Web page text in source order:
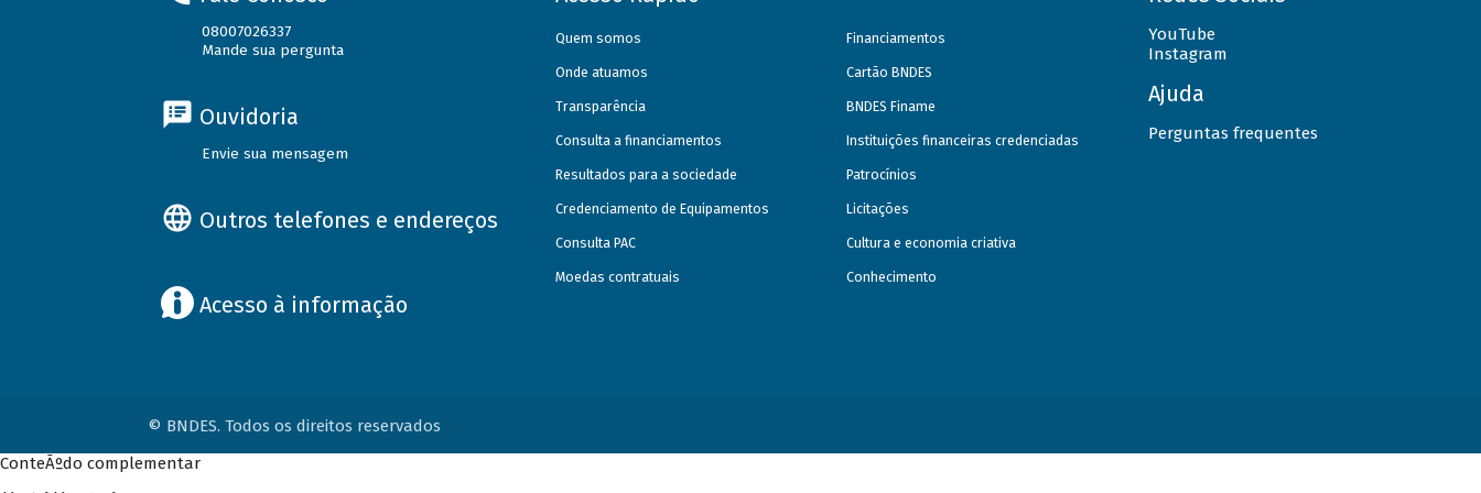
08007026337
Mande sua pergunta
Ouvidoria
Envie sua mensagem
Outros telefones e endereços
Acesso à informação
Quem somos
Onde atuamos
Transparência
Consulta a financiamentos
Resultados para a sociedade
Credenciamento de Equipamentos
Consulta PAC
Moedas contratuais
Financiamentos
Cartão BNDES
BNDES Finame
Instituições financeiras credenciadas
Patrocínios
Licitações
Cultura e economia criativa
Conhecimento
YouTube
Instagram
Ajuda
Perguntas frequentes
© BNDES. Todos os direitos reservados
ConteÃºdo complementar